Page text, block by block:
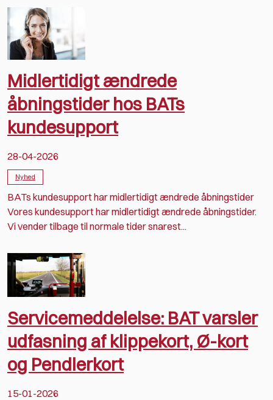
Midlertidigt ændrede
åbningstider hos BATs
kundesupport
28-04-2026
Nyhed
BATs kundesupport har midlertidigt ændrede åbningstider
Vores kundesupport har midlertidigt ændrede åbningstider.
Vi vender tilbage til normale tider snarest...
Servicemeddelelse: BAT varsler
udfasning af klippekort, Ø-kort
og Pendlerkort
15-01-2026